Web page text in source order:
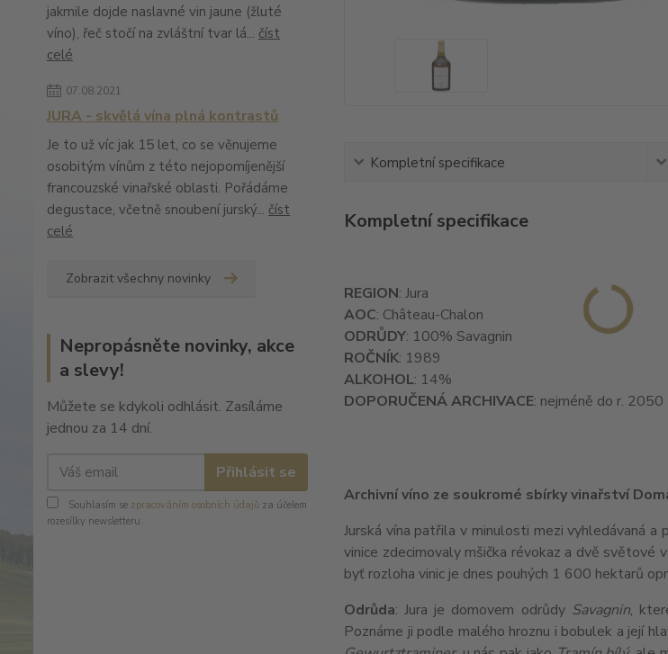
jakmile dojde naslavné vin jaune (žluté
víno), řeč stočí na zvláštní tvar lá... číst
celé
07.08.2021
JURA - skvělá vína plná kontrastů
Je to už víc jak 15 let, co se věnujeme
osobitým vínům z této nejopomíjenější
francouzské vinařské oblasti. Pořádáme
degustace, včetně snoubení jurský... číst
celé
Zobrazit všechny novinky
Nepropásněte novinky, akce
a slevy!
Můžete se kdykoli odhlásit. Zasíláme
jednou za 14 dní.
Přihlásit se
Souhlasím se zpracováním osobních údajů za účelem
rozesílky newsletteru.
Kompletní specifikace
Kompletní specifikace
REGION: Jura
AOC: Château-Chalon
ODRŮDY: 100% Savagnin
ROČNÍK: 1989
ALKOHOL: 14%
DOPORUČENÁ ARCHIVACE: nejméně do r. 2050
Archivní víno ze soukromé sbírky vinařství
Jurská vína patřila v minulosti mezi vyhledávaná
vinice zdecimovaly mšička révokaz a dvě světové
byť rozloha vinic je dnes pouhých 1 600 hektarů
Odrůda: Jura je domovem odrůdy Savagnin,
Poznáme ji podle malého hroznu i bobulek a její